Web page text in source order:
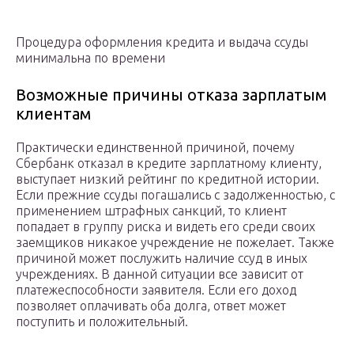
Процедура оформления кредита и выдача ссуды
минимальна по времени
Возможные причины отказа зарплатым
клиентам
Практически единственной причиной, почему
Сбербанк отказал в кредите зарплатному клиенту,
выступает низкий рейтинг по кредитной истории.
Если прежние ссуды погашались с задолженностью, с
применением штрафных санкций, то клиент
попадает в группу риска и видеть его среди своих
заемщиков никакое учреждение не пожелает. Также
причиной может послужить наличие ссуд в иных
учреждениях. В данной ситуации все зависит от
платежеспособности заявителя. Если его доход
позволяет оплачивать оба долга, ответ может
поступить и положительный.